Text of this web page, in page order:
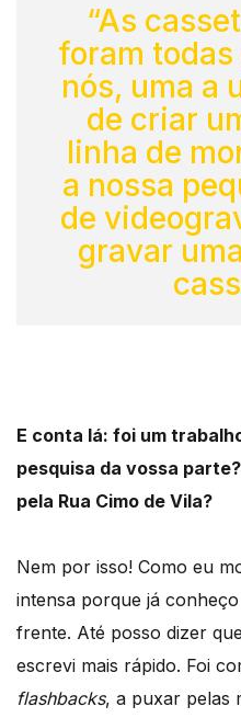
“As
foram
nós, uma a
de criar
linha de
a nossa
de
gravar
E conta lá: foi um
pesquisa da vossa
pela Rua Cimo de Vila?
Nem por isso! Como eu
intensa porque já
frente. Até posso dizer
escrevi mais rápido. Foi
flashbacks, a puxar pelas